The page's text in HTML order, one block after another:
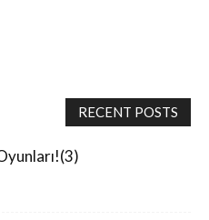
RECENT POSTS